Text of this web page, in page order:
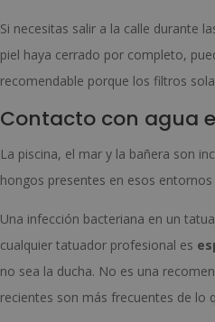
Si necesitas salir a la calle durante
piel haya cerrado por completo,
recomendable porque los filtros
Contacto con agua
La piscina, el mar y la bañera son
hongos presentes en esos entornos
Una infección bacteriana en un
cualquier tatuador profesional es
no sea la ducha. No es una
recientes son más frecuentes de lo